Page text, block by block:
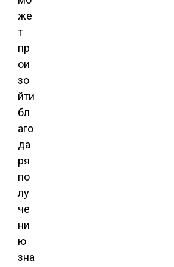
же
т
пр
ои
зо
йти
бл
аго
да
ря
по
лу
че
ни
ю
зна